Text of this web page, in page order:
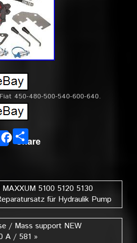
450-480-500-540-600-640.
SharePartager
5100 5120 5130
für Hydraulik Pump
/ Mass support NEW
A / 581 »